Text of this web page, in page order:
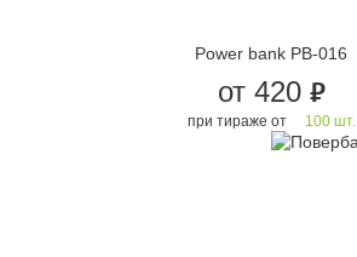
Power bank PB-016
от 420 руб.
при тираже от 100 шт.